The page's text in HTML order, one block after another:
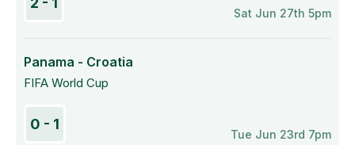
Sat Jun 27th 5pm
Panama - Croatia
FIFA World Cup
0 - 1
Tue Jun 23rd 7pm